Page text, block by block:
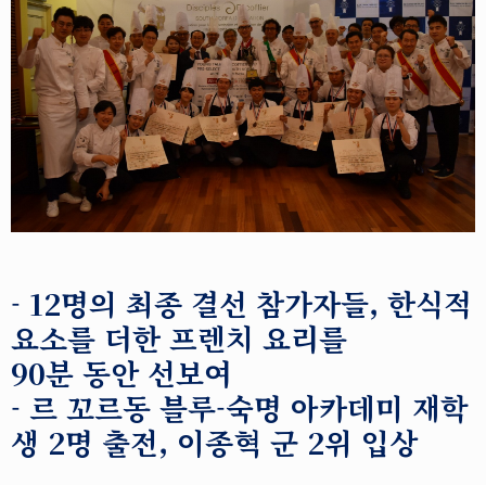
- 12명의 최종 결선 참가자들, 한식적
요소를 더한 프렌치 요리를
90분 동안 선보여
- 르 꼬르동 블루-숙명 아카데미 재학
생 2명 출전, 이종혁 군 2위 입상